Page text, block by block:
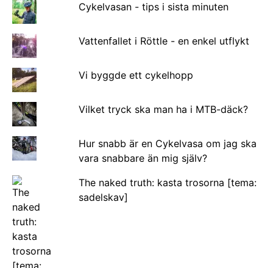
Cykelvasan - tips i sista minuten
Vattenfallet i Röttle - en enkel utflykt
Vi byggde ett cykelhopp
Vilket tryck ska man ha i MTB-däck?
Hur snabb är en Cykelvasa om jag ska
vara snabbare än mig själv?
The naked truth: kasta trosorna [tema:
sadelskav]